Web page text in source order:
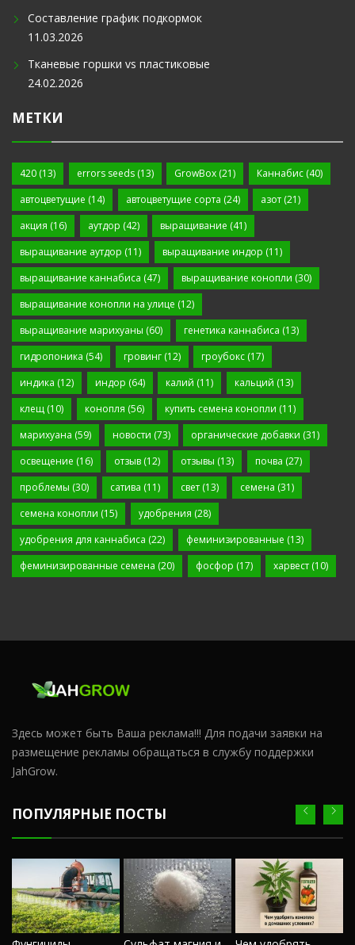
Составление график подкормок
11.03.2026
Тканевые горшки vs пластиковые
24.02.2026
МЕТКИ
420 (13) errors seeds(13) GrowBox (21) Каннабис(40)
автоцветущие (14) автоцветущие сорта (24) азот (21)
акция (16) аутдор (42) выращивание (41)
выращивание аутдор (11) выращивание индор (11)
выращивание каннабиса (47) выращивание конопли (30)
выращивание конопли на улице (12)
выращивание марихуаны (60) генетика каннабиса (13)
гидропоника (54) гровинг(12) гроубокс (17)
индика (12) индор (64) калий (11) кальций (13)
клещ (10) конопля (56) купить семена конопли (11)
марихуана (59) новости (73) органические добавки (31)
освещение (16) отзыв(12) отзывы (13) почва (27)
проблемы (30) сатива (11) свет (13) семена (31)
семена конопли (15) удобрения (28)
удобрения для каннабиса (22) феминизированные (13)
феминизированные семена (20) фосфор (17) харвест (10)
Здесь может быть Ваша реклама!!! Для подачи заявки на
размещение рекламы обращаться в службу поддержки
JahGrow.
ПОПУЛЯРНЫЕ ПОСТЫ